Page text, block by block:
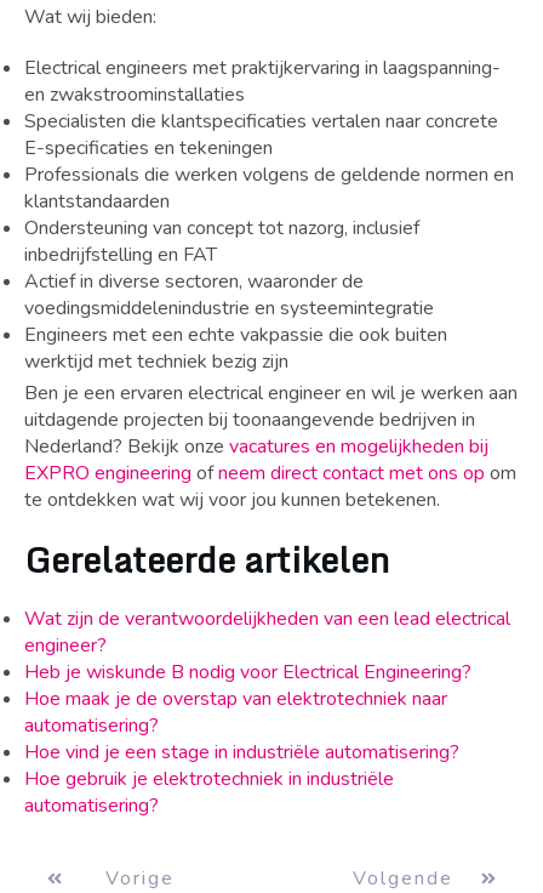
Wat wij bieden:
Electrical engineers met praktijkervaring in laagspanning-
en zwakstroominstallaties
Specialisten die klantspecificaties vertalen naar concrete
E-specificaties en tekeningen
Professionals die werken volgens de geldende normen en
klantstandaarden
Ondersteuning van concept tot nazorg, inclusief
inbedrijfstelling en FAT
Actief in diverse sectoren, waaronder de
voedingsmiddelenindustrie en systeemintegratie
Engineers met een echte vakpassie die ook buiten
werktijd met techniek bezig zijn
Ben je een ervaren electrical engineer en wil je werken aan
uitdagende projecten bij toonaangevende bedrijven in
Nederland? Bekijk onze vacatures en mogelijkheden bij
EXPRO engineering ofneem direct contact met ons op om
te ontdekken wat wij voor jou kunnen betekenen.
Gerelateerde artikelen
Wat zijn de verantwoordelijkheden van een lead electrical
engineer?
Heb je wiskunde B nodig voor Electrical Engineering?
Hoe maak je de overstap van elektrotechniek naar
automatisering?
Hoe vind je een stage in industriële automatisering?
Hoe gebruik je elektrotechniek in industriële
automatisering?
Vorige Volgende